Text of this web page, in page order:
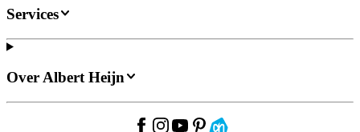
Services
Over Albert Heijn